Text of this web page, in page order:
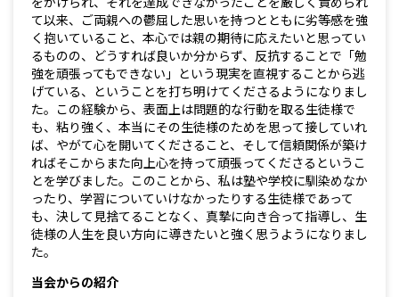
て以来、ご両親への鬱屈した思いを持つとともに劣等感を強
く抱いていること、本心では親の期待に応えたいと思ってい
るものの、どうすれば良いか分からず、反抗することで「勉
強を頑張ってもできない」という現実を直視することから逃
げている、ということを打ち明けてくださるようになりまし
た。この経験から、表面上は問題的な行動を取る生徒様で
も、粘り強く、本当にその生徒様のためを思って接していれ
ば、やがて心を開いてくださること、そして信頼関係が築け
ればそこからまた向上心を持って頑張ってくださるというこ
とを学びました。このことから、私は塾や学校に馴染めなか
ったり、学習についていけなかったりする生徒様であって
も、決して見捨てることなく、真摯に向き合って指導し、生
徒様の人生を良い方向に導きたいと強く思うようになりまし
た。
当会からの紹介